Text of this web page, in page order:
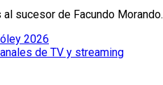
sucesor de Facundo Morando.
2026
de TV y streaming